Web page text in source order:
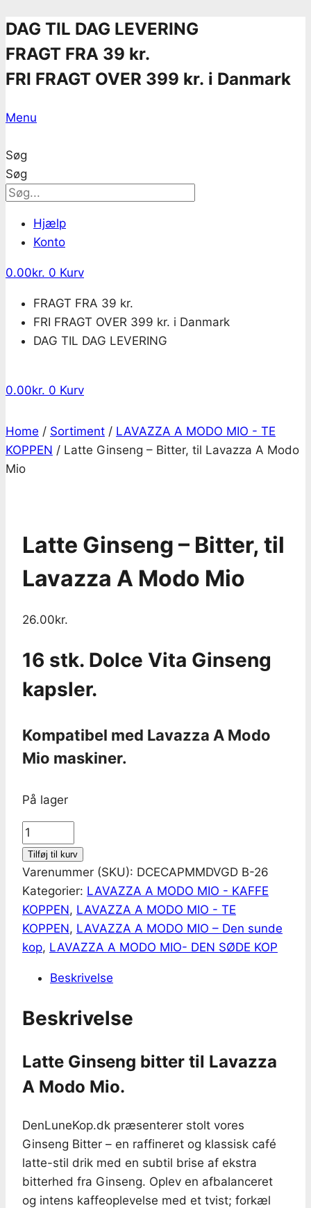
Skip
to
content
DAG TIL DAG LEVERING
FRAGT FRA 39 kr.
FRI FRAGT OVER 399 kr. i Danmark
Menu
Søg
Søg
Hjælp
Konto
0.00kr. 0 Kurv
FRAGT FRA 39 kr.
FRI FRAGT OVER 399 kr. i Danmark
DAG TIL DAG LEVERING
0.00kr. 0 Kurv
Home / Sortiment / LAVAZZA A MODO MIO - TE
KOPPEN / Latte Ginseng – Bitter, til Lavazza A Modo
Mio
Latte Ginseng – Bitter, til
Lavazza A Modo Mio
26.00kr.
16 stk. Dolce Vita Ginseng
kapsler.
Kompatibel med Lavazza A Modo
Mio maskiner.
På lager
Latte
Ginseng
-
Bitter,
til
Lavazza
A
Mio
Tilføj til kurv
Varenummer (SKU): DCECAPMMDVGD B-26
Kategorier: LAVAZZA A MODO MIO - KAFFE
KOPPEN, LAVAZZA A MODO MIO - TE
KOPPEN, LAVAZZA A MODO MIO – Den sunde
kop, LAVAZZA A MODO MIO- DEN SØDE KOP
Beskrivelse
Beskrivelse
Latte Ginseng bitter til Lavazza
A Modo Mio.
DenLuneKop.dk præsenterer stolt vores
Ginseng Bitter – en raffineret og klassisk café
latte-stil drik med en subtil brise af ekstra
bitterhed fra Ginseng. Oplev en afbalanceret
og intens kaffeoplevelse med et tvist; forkæl